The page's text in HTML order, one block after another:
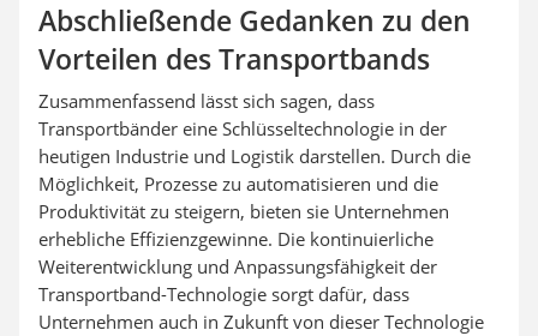
Abschließende Gedanken zu den
Vorteilen des Transportbands
Zusammenfassend lässt sich sagen, dass
Transportbänder eine Schlüsseltechnologie in der
heutigen Industrie und Logistik darstellen. Durch die
Möglichkeit, Prozesse zu automatisieren und die
Produktivität zu steigern, bieten sie Unternehmen
erhebliche Effizienzgewinne. Die kontinuierliche
Weiterentwicklung und Anpassungsfähigkeit der
Transportband-Technologie sorgt dafür, dass
Unternehmen auch in Zukunft von dieser Technologie